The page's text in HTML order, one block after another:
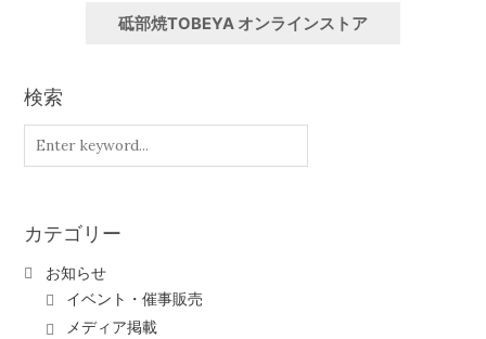
砥部焼TOBEYA オンラインストア
検索
カテゴリー
お知らせ
イベント・催事販売
メディア掲載